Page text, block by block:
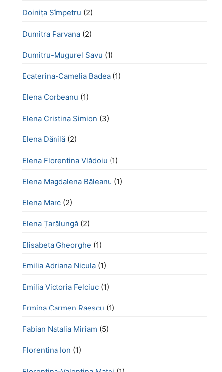
Doinița Sîmpetru (2)
Dumitra Parvana (2)
Dumitru-Mugurel Savu (1)
Ecaterina-Camelia Badea (1)
Elena Corbeanu (1)
Elena Cristina Simion (3)
Elena Dănilă (2)
Elena Florentina Vlădoiu (1)
Elena Magdalena Băleanu (1)
Elena Marc (2)
Elena Țarălungă (2)
Elisabeta Gheorghe (1)
Emilia Adriana Nicula (1)
Emilia Victoria Felciuc (1)
Ermina Carmen Raescu (1)
Fabian Natalia Miriam (5)
Florentina Ion (1)